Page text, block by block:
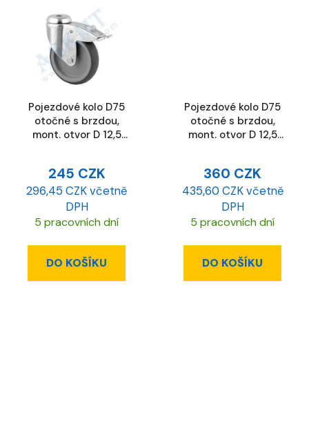
Pojezdové kolo D75
otočné s brzdou,
mont. otvor D 12,5
245 CZK
296,45 CZK včetně
DPH
5 pracovních dní
DO KOŠÍKU
Pojezdové kolo D75
otočné s brzdou,
mont. otvor D 12,5
360 CZK
435,60 CZK včetně
DPH
5 pracovních dní
DO KOŠÍKU